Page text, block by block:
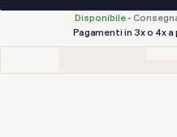
Disponibile-
Pagamenti in 3x o 4x